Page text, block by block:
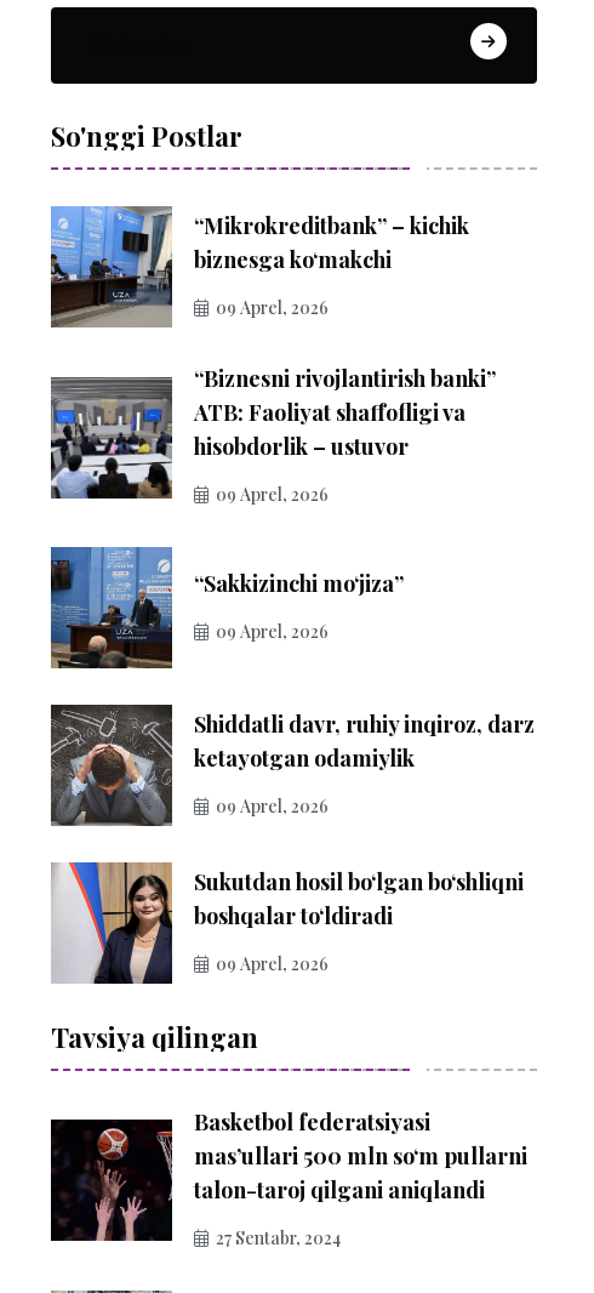
So'nggi Postlar
“Mikrokreditbank” – kichik
biznesga ko‘makchi
09 Aprel, 2026
“Biznesni rivojlantirish banki”
ATB: Faoliyat shaffofligi va
hisobdorlik – ustuvor
09 Aprel, 2026
“Sakkizinchi mo‘jiza”
09 Aprel, 2026
Shiddatli davr, ruhiy inqiroz, darz
ketayotgan odamiylik
09 Aprel, 2026
Sukutdan hosil bo‘lgan bo‘shliqni
boshqalar to‘ldiradi
09 Aprel, 2026
Tavsiya qilingan
Basketbol federatsiyasi
mas’ullari 500 mln so‘m pullarni
talon-taroj qilgani aniqlandi
27 Sentabr, 2024